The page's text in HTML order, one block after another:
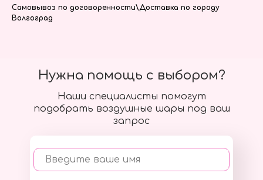
Самовывоз по договоренности\Доставка по городу
Волгоград
Наши специалисты помогут
подобрать воздушные шары под ваш
запрос
Введите ваше имя
Нужна помощь с выбором?